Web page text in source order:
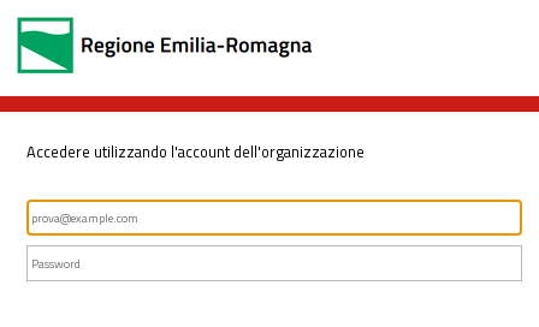
Accedere utilizzando l'account dell'organizzazione